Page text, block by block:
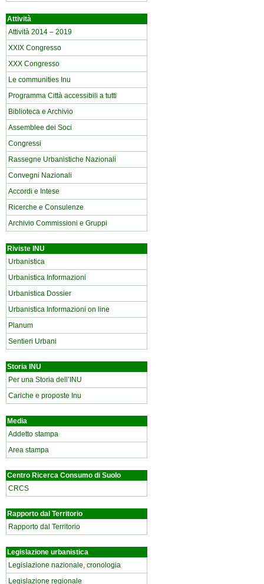
Attività
Attività 2014 – 2019
XXIX Congresso
XXX Congresso
Le communities Inu
Programma Città accessibili a tutti
Biblioteca e Archivio
Assemblee dei Soci
Congressi
Rassegne Urbanistiche Nazionali
Convegni Nazionali
Accordi e Intese
Ricerche e Consulenze
Archivio Commissioni e Gruppi
Riviste INU
Urbanistica
Urbanistica Informazioni
Urbanistica Dossier
Urbanistica Informazioni on line
Planum
Sentieri Urbani
Storia INU
Per una Storia dell’INU
Cariche e proposte Inu
Media
Addetto stampa
Area stampa
Centro Ricerca Consumo di Suolo
CRCS
Rapporto dal Territorio
Rapporto dal Territorio
Legislazione urbanistica
Legislazione nazionale, cronologia
Legislazione regionale